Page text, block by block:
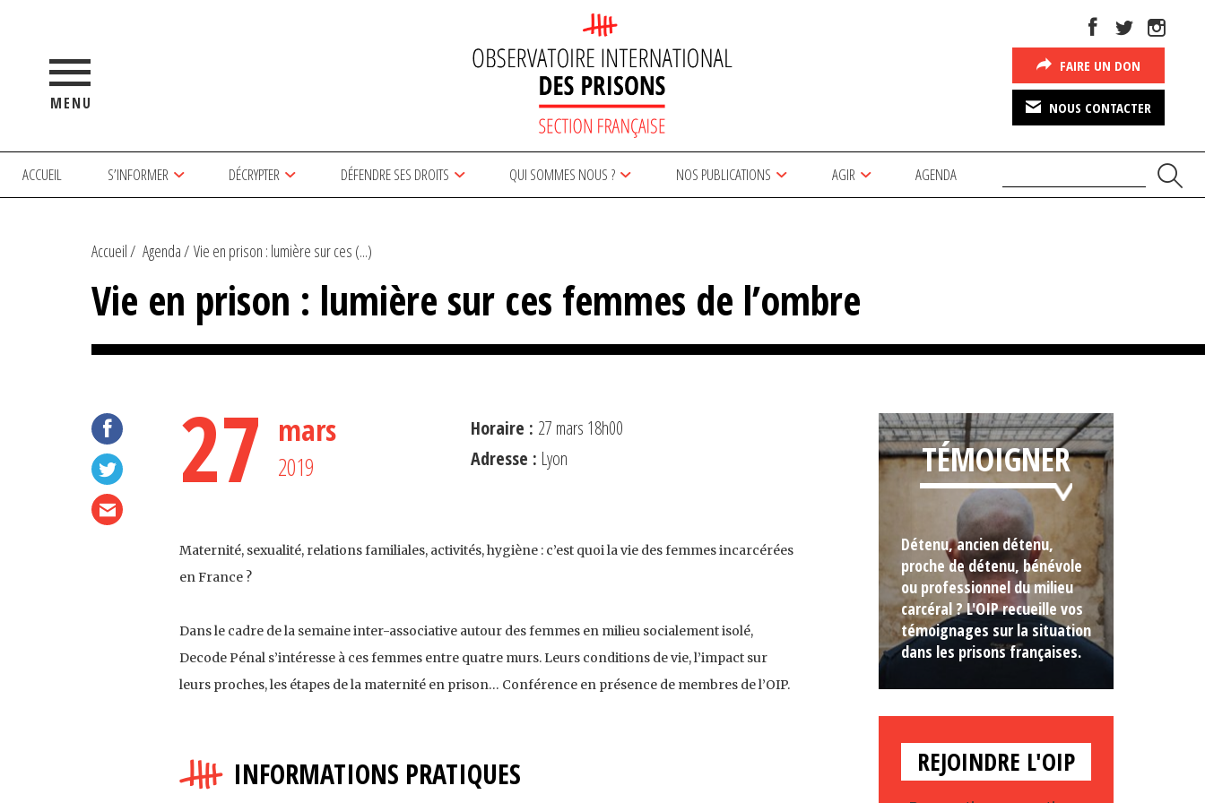
MENU
FAIRE UN DON
NOUS CONTACTER
ACCUEIL S’INFORMER DÉCRYPTER DÉFENDRE SES DROITS QUI SOMMES NOUS ? NOS PUBLICATIONS AGIR AGENDA
Accueil Agenda Vie en prison : lumière sur ces (...)
Vie en prison : lumière sur ces femmes de l’ombre
27 mars
2019
Horaire : 27 mars 18h00
Adresse : Lyon
Maternité, sexualité, relations familiales, activités, hygiène : c’est quoi la vie des femmes incarcérées
en France ?
Dans le cadre de la semaine inter-associative autour des femmes en milieu socialement isolé,
Decode Pénal s’intéresse à ces femmes entre quatre murs. Leurs conditions de vie, l’impact sur
leurs proches, les étapes de la maternité en prison… Conférence en présence de membres de l’OIP.
INFORMATIONS PRATIQUES
TÉMOIGNER
Détenu, ancien détenu,
proche de détenu, bénévole
ou professionnel du milieu
carcéral ? L'OIP recueille vos
témoignages sur la situation
dans les prisons françaises.
REJOINDRE L'OIP